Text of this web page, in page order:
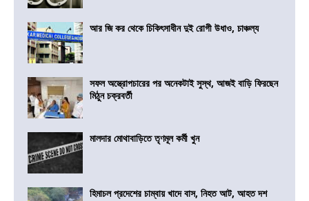
আর জি কর থেকে চিকিৎসাধীন দুই রোগী উধাও, চাঞ্চল্য
সফল অস্ত্রোপচারের পর অনেকটাই সুস্থ, আজই বাড়ি ফিরছেন
মিঠুন চক্রবর্তী
মালদার মোথাবাড়িতে তৃণমূল কর্মী খুন
হিমাচল প্রদেশের চাম্বায় খাদে বাস, নিহত আট, আহত দশ